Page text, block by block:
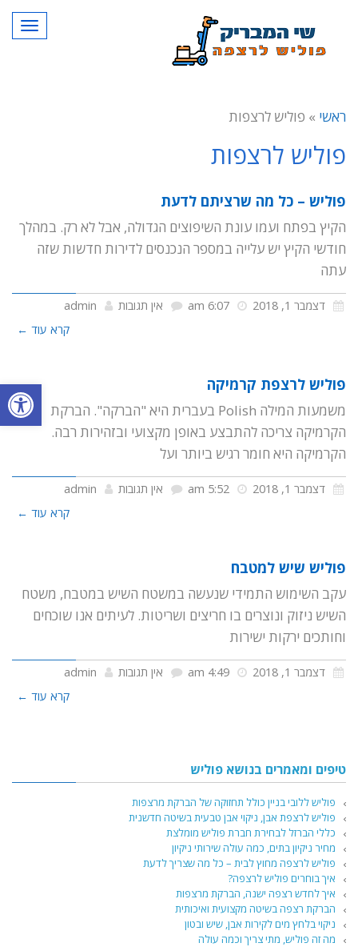
פתח
ראשי » פוליש לרצפות
פוליש לרצפות
פוליש – כל מה שרציתם לדעת
הקיץ בפתח ועמו עונת השיפוצים הגדולה, אבל לא רק. במהלך
חודשי הקיץ יש עלייה במספר הנכנסים לדירות חדשות שזה
עתה
דצמבר 1, 2018 אין תגובות
admin
קרא עוד ←
פוליש לרצפת קרמיקה
משמעות המילה Polish בעברית היא "הברקה". הברקת
הקרמיקה צריכה להתבצע באופן מקצועי ובזהירות רבה.
הקרמיקה היא חומר רגיש ביותר ועל
דצמבר 1, 2018 אין תגובות
admin
קרא עוד ←
פוליש שיש למטבח
עקב השימוש התמידי שנעשה במשטח השיש במטבח, משטח
השיש ניזוק ונוצרים בו חריצים ושריטות. לעיתים אנו שוכחים
וחותכים ירקות ישירות
דצמבר 1, 2018 אין תגובות
admin
קרא עוד ←
טיפים ומאמרים בנושא פוליש
פוליש ללובי בניין כולל תחזוקה של הברקת מרצפות
פוליש לרצפת אבן, ניקוי אבן טבעית בשיטה חדשנית
כללי הברזל לבחירת חברת פוליש מומלצת
מחיר ניקיון בתים, כמה עולה שירותי ניקיון
פוליש לרצפה מחוץ לבית – כל מה שצריך לדעת
איך בוחרים פוליש לרצפה?
איך לחדש רצפה ישנה, הברקת מרצפות
הברקת רצפה בשיטה מקצועית ואיכותית
ניקוי בלחץ מים לקירות אבן, שיש ובטון
מה זה פוליש, מתי צריך וכמה עולה